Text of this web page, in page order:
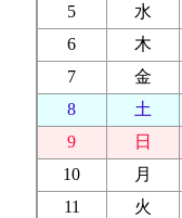
5
水
6
木
7
金
8
土
9
日
10
月
11
火